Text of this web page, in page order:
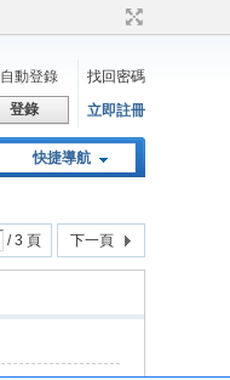
自動登錄
找回密碼
登錄
立即註冊
快捷導航
/ 3 頁 下一頁